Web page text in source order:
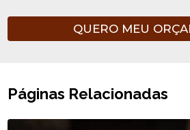
QUERO MEU
Páginas Relacionadas